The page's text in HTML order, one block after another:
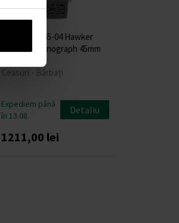
AVI-8 AV-4065-04 Hawker
Harrier Chronograph 45mm
Ceasuri - Bărbați
Expediem până
în 13.08.
Detaliu
1211,00 lei